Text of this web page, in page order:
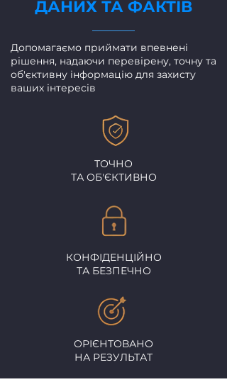
ДАНИХ ТА ФАКТІВ
Допомагаємо приймати впевнені
рішення, надаючи перевірену, точну та
об'єктивну інформацію для захисту
ваших інтересів
ТОЧНО
ТА ОБ'ЄКТИВНО
КОНФІДЕНЦІЙНО
ТА БЕЗПЕЧНО
ОРІЄНТОВАНО
НА РЕЗУЛЬТАТ